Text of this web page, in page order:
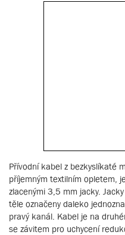
Přívodní kabel z bezkyslíkaté
příjemným textilním opletem,
zlacenými 3,5 mm jacky.
těle označeny daleko
pravý kanál. Kabel je na
se závitem pro uchycení